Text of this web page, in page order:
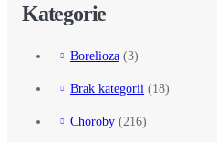
Kategorie
Borelioza (3)
Brak kategorii (18)
Choroby (216)